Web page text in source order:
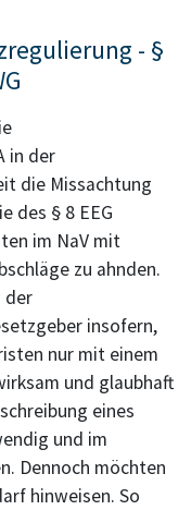
- §
in der
die Missachtung
des § 8 EEG
im NaV mit
zu ahnden.
der
insofern,
nur mit einem
und glaubhaft
eines
und im
Dennoch möchten
hinweisen. So